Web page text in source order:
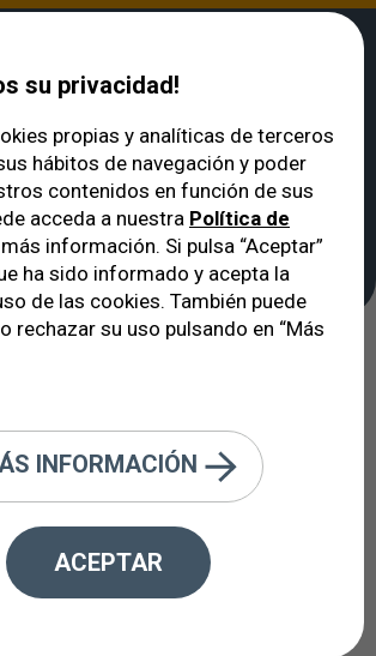
Unidad de Úvea - Uveítis
de Úvea -
capa intermedia de la
sanguínea y la
del ojo.
de iris, cuerpo ciliar y coroides,
de la estructura ocular que
relacionadas con enfermedades
su privacidad!
propias y analíticas de terceros
hábitos de navegación y poder
contenidos en función de sus
acceda a nuestra Política de
información. Si pulsa “Aceptar”
ha sido informado y acepta la
de las cookies. También puede
rechazar su uso pulsando en “Más
INFORMACIÓN
ACEPTAR